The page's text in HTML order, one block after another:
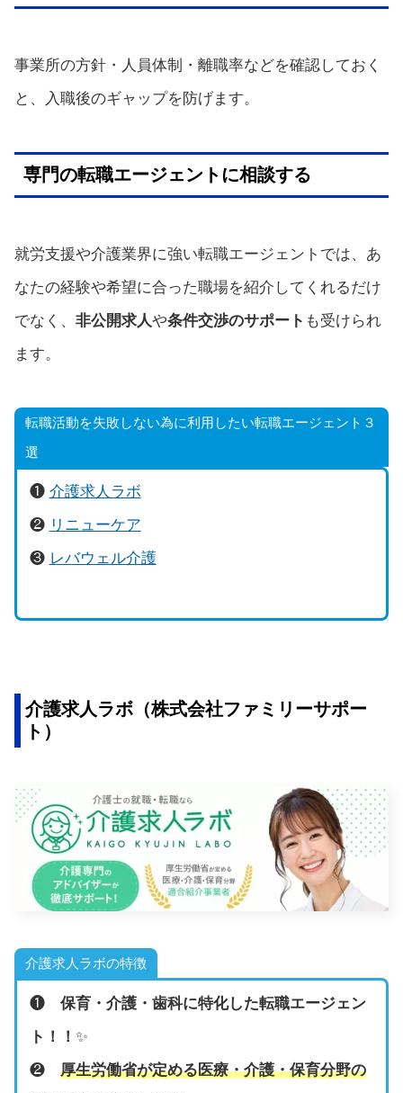
事業所の方針・人員体制・離職率などを確認しておく
と、入職後のギャップを防げます。
専門の転職エージェントに相談する
就労支援や介護業界に強い転職エージェントでは、あ
なたの経験や希望に合った職場を紹介してくれるだけ
でなく、 非公開求人や条件交渉のサポート も受けられ
ます。
転職活動を失敗しない為に利用したい転職エージェント３
選
❶ 介護求人ラボ
❷ リニューケア
❸ レバウェル介護
介護求人ラボ（株式会社ファミリーサポー
ト）
介護求人ラボの特徴
❶ 保育・介護・歯科に特化した転職エージェン
ト！！ ✨
❷ 厚生労働省が定める医療・介護・保育分野の